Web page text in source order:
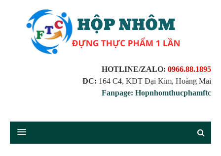
HOTLINE/ZALO: 0966.88.1895
ĐC: 164 C4, KĐT Đại Kim, Hoàng Mai
Fanpage: Hopnhomthucphamftc